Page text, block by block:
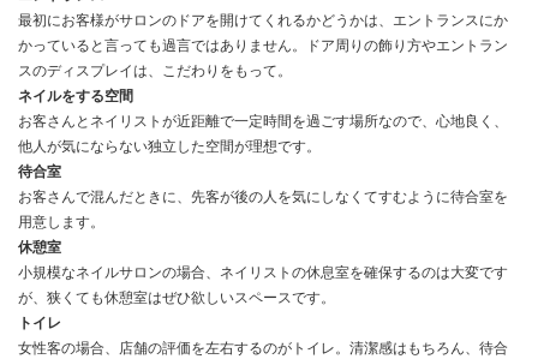
最初にお客様がサロンのドアを開けてくれるかどうかは、エントランスにか
かっていると言っても過言ではありません。ドア周りの飾り方やエントラン
スのディスプレイは、こだわりをもって。
ネイルをする空間
お客さんとネイリストが近距離で一定時間を過ごす場所なので、心地良く、
他人が気にならない独立した空間が理想です。
待合室
お客さんで混んだときに、先客が後の人を気にしなくてすむように待合室を
用意します。
休憩室
小規模なネイルサロンの場合、ネイリストの休息室を確保するのは大変です
が、狭くても休憩室はぜひ欲しいスペースです。
トイレ
女性客の場合、店舗の評価を左右するのがトイレ。清潔感はもちろん、待合